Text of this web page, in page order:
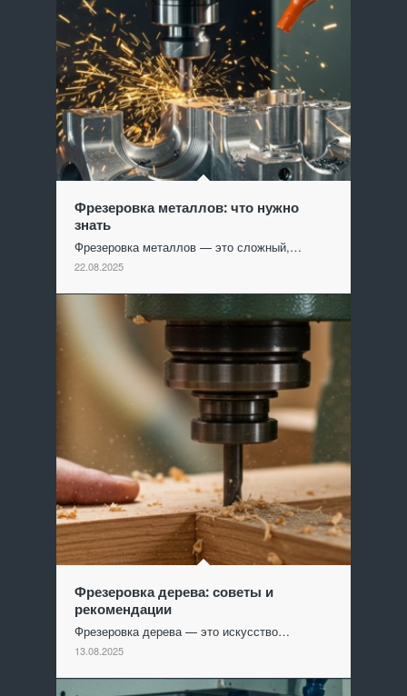
Фрезеровка металлов: что нужно
знать
Фрезеровка металлов — это сложный,…
22.08.2025
Фрезеровка дерева: советы и
рекомендации
Фрезеровка дерева — это искусство…
13.08.2025